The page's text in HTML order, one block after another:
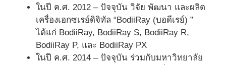
ในปี ค.ศ. 2012 – ปัจจุบัน วิจัย พัฒนา และผลิต
เครื่องเอกซเรย์ดิจิทัล “BodiiRay (บอดีเรย์) ”
ได้แก่ BodiiRay, BodiiRay S, BodiiRay R,
BodiiRay P, และ BodiiRay PX
ในปี ค.ศ. 2014 – ปัจจุบัน ร่วมกับมหาวิทยาลัย